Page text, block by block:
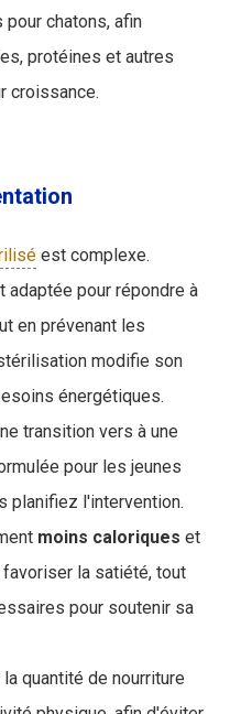
chatons, afin
protéines et autres
croissance.
est complexe.
pour répondre à
en prévenant les
modifie son
énergétiques.
transition vers à une
pour les jeunes
planifiez l'intervention.
moins caloriques et
favoriser la satiété, tout
pour soutenir sa
quantité de nourriture